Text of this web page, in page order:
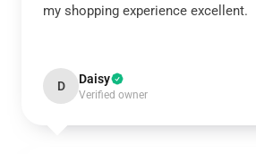
my shopping experience excellent.
D Daisy
Verified owner